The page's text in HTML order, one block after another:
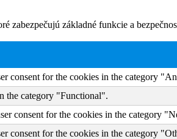
zabezpečujú základné funkcie a
consent for the cookies in the category
the category "Functional".
consent for the cookies in the category
consent for the cookies in the category